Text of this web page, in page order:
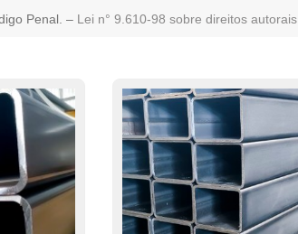
Penal. – Lei n° 9.610-98 sobre direitos autorais